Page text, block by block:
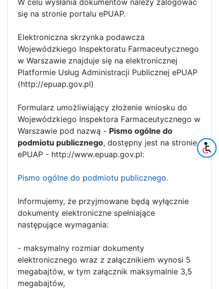
się na stronie portalu ePUAP.
Elektroniczna skrzynka podawcza
Wojewódzkiego Inspektoratu Farmaceutycznego
w Warszawie znajduje się na elektronicznej
Platformie Usług Administracji Publicznej ePUAP
(http://epuap.gov.pl)
Formularz umożliwiający złożenie wniosku do
Wojewódzkiego Inspektora Farmaceutycznego w
Warszawie pod nazwą - Pismo ogólne do
podmiotu publicznego, dostępny jest na stronie
ePUAP - http://www.epuap.gov.pl:
Pismo ogólne do podmiotu publicznego.
Informujemy, że przyjmowane będą wyłącznie
dokumenty elektroniczne spełniające
następujące wymagania:
- maksymalny rozmiar dokumenty
elektronicznego wraz z załącznikiem wynosi 5
megabajtów, w tym załącznik maksymalnie 3,5
megabajtów,